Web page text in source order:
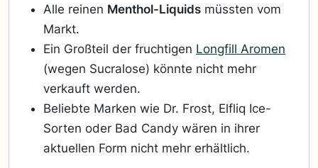
Alle reinen Menthol-Liquids müssten vom
Markt.
Ein Großteil der fruchtigen Longfill Aromen
(wegen Sucralose) könnte nicht mehr
verkauft werden.
Beliebte Marken wie Dr. Frost, Elfliq Ice-
Sorten oder Bad Candy wären in ihrer
aktuellen Form nicht mehr erhältlich.